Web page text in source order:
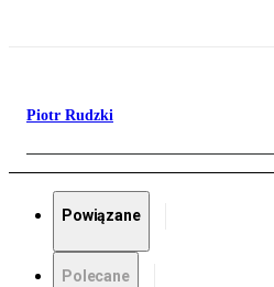
Piotr Rudzki
Powiązane
Polecane